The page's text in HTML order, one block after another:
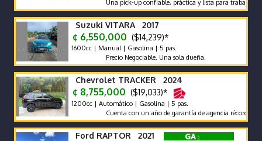
Una pick-up confiable, práctica y lista para trabajar o
Suzuki VITARA 2017
¢ 6,550,000 ($14,239)*
1600cc | Manual | Gasolina | 5 pas.
Precio Negociable. Una sola dueña.
Chevrolet TRACKER 2024
¢ 8,755,000 ($19,033)*
1200cc | Automático | Gasolina | 5 pas.
Cuenta con un año de garantía de agencia récord de agencia
Ford RAPTOR 2021